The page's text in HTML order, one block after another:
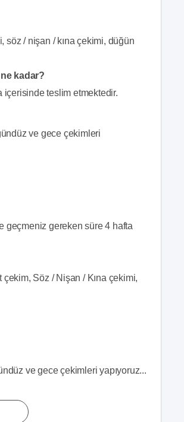
söz / nişan / kına çekimi, düğün
kadar?
içerisinde teslim etmektedir.
ve gece çekimleri
geçmeniz gereken süre 4 hafta
Söz / Nişan / Kına çekimi,
ve gece çekimleri yapıyoruz...